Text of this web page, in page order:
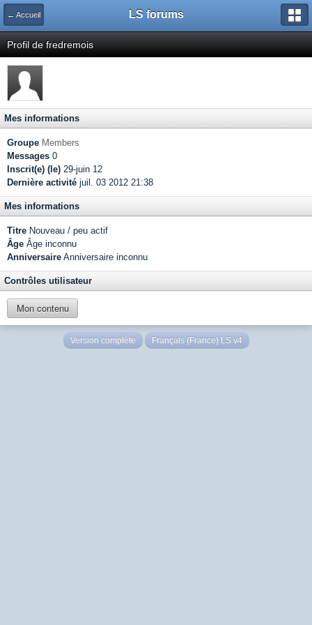
← Accueil LS forums
Profil de fredremois
Mes informations
Groupe Members
Messages 0
Inscrit(e) (le) 29-juin 12
Dernière activité juil. 03 2012 21:38
Mes informations
Titre Nouveau / peu actif
Âge Âge inconnu
Anniversaire Anniversaire inconnu
Contrôles utilisateur
Mon contenu
Version complète Français (France) LS v4